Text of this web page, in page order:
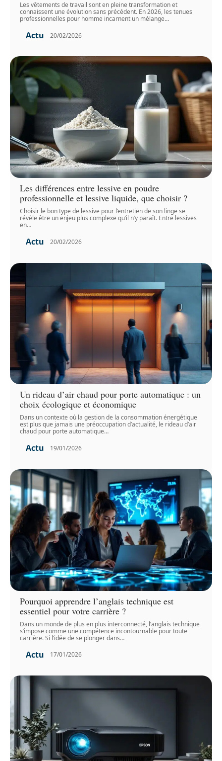
Les vêtements de travail sont en pleine transformation et
connaissent une évolution sans précédent. En 2026, les tenues
professionnelles pour homme incarnent un mélange…
Actu 20/02/2026
Les différences entre lessive en poudre
professionnelle et lessive liquide, que choisir ?
Choisir le bon type de lessive pour l’entretien de son linge se
révèle être un enjeu plus complexe qu’il n’y paraît. Entre lessives
en…
Actu 20/02/2026
Un rideau d’air chaud pour porte automatique : un
choix écologique et économique
Dans un contexte où la gestion de la consommation énergétique
est plus que jamais une préoccupation d’actualité, le rideau d’air
chaud pour porte automatique…
Actu 19/01/2026
Pourquoi apprendre l’anglais technique est
essentiel pour votre carrière ?
Dans un monde de plus en plus interconnecté, l’anglais technique
s’impose comme une compétence incontournable pour toute
carrière. Si l’idée de se plonger dans…
Actu 17/01/2026